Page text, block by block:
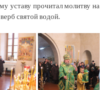
уставу прочитал молитву на
святой водой.